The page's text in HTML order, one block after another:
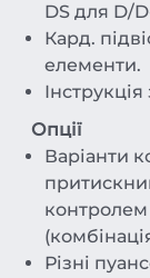
DS для D/
Кард.
елементи.
Опції
Варіанти
контролем
Різні